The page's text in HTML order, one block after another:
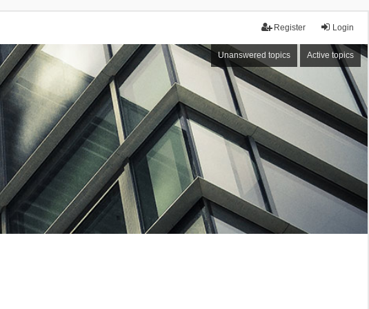
Login
Register
Unanswered topics Active topics